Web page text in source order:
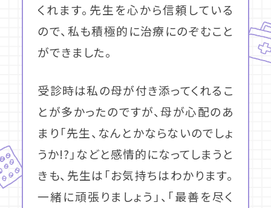
くれます。先生を心から信頼している
ので、私も積極的に治療にのぞむこと
ができました。
受診時は私の母が付き添ってくれるこ
とが多かったのですが、母が心配のあ
まり「先生、なんとかならないのでしょ
うか!?」などと感情的になってしまうと
きも、先生は「お気持ちはわかります。
一緒に頑張りましょう」、「最善を尽く